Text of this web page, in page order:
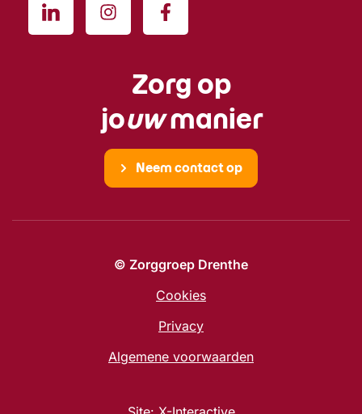
Zorg op
jouwmanier
Neem contact op
© Zorggroep Drenthe
Cookies
Privacy
Algemene voorwaarden